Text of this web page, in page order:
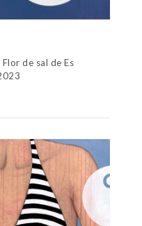
de sal de Es